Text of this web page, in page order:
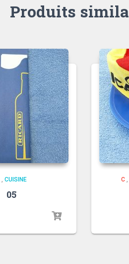
Produits
, CUISINE
05
C